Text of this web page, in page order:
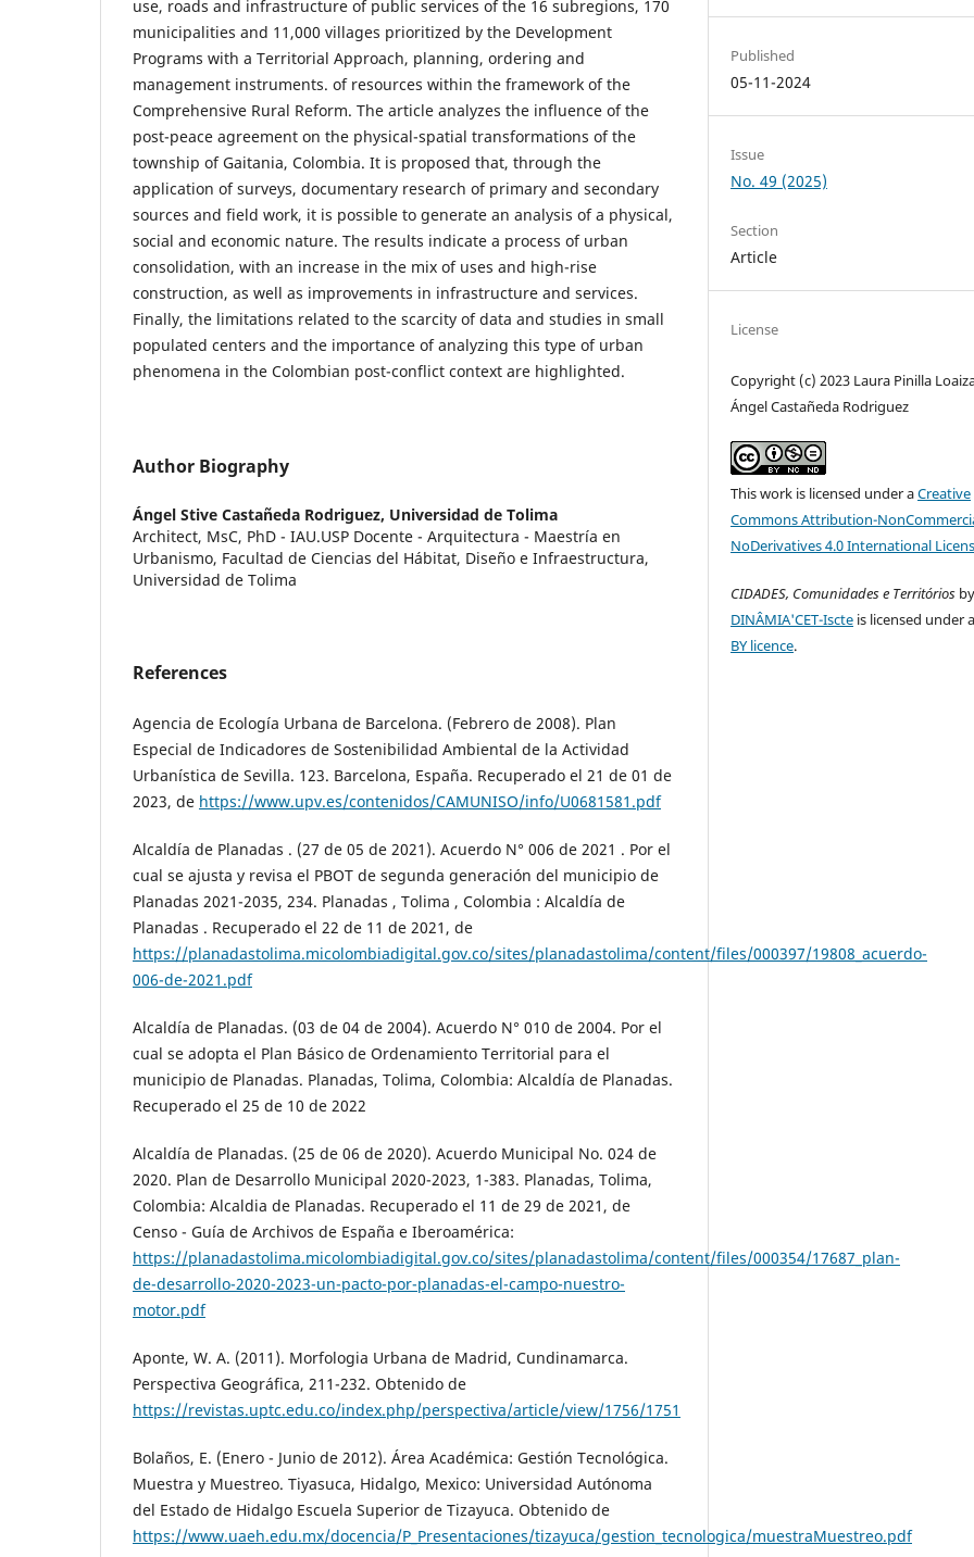
use, roads and infrastructure of public services of the 16 subregions, 170
municipalities and 11,000 villages prioritized by the Development
Programs with a Territorial Approach, planning, ordering and
management instruments. of resources within the framework of the
Comprehensive Rural Reform. The article analyzes the influence of the
post-peace agreement on the physical-spatial transformations of the
township of Gaitania, Colombia. It is proposed that, through the
application of surveys, documentary research of primary and secondary
sources and field work, it is possible to generate an analysis of a physical,
social and economic nature. The results indicate a process of urban
consolidation, with an increase in the mix of uses and high-rise
construction, as well as improvements in infrastructure and services.
Finally, the limitations related to the scarcity of data and studies in small
populated centers and the importance of analyzing this type of urban
phenomena in the Colombian post-conflict context are highlighted.
Author Biography
Ángel Stive Castañeda Rodriguez, Universidad de Tolima
Architect, MsC, PhD - IAU.USP Docente - Arquitectura - Maestría en
Urbanismo, Facultad de Ciencias del Hábitat, Diseño e Infraestructura,
Universidad de Tolima
References
Agencia de Ecología Urbana de Barcelona. (Febrero de 2008). Plan
Especial de Indicadores de Sostenibilidad Ambiental de la Actividad
Urbanística de Sevilla. 123. Barcelona, España. Recuperado el 21 de 01 de
2023, de https://www.upv.es/contenidos/CAMUNISO/info/U0681581.pdf
Alcaldía de Planadas . (27 de 05 de 2021). Acuerdo N° 006 de 2021 . Por el
cual se ajusta y revisa el PBOT de segunda generación del municipio de
Planadas 2021-2035, 234. Planadas , Tolima , Colombia : Alcaldía de
Planadas . Recuperado el 22 de 11 de 2021, de
https://planadastolima.micolombiadigital.gov.co/sites/planadastolima/content/files/000397/19808_acuerdo-
006-de-2021.pdf
Alcaldía de Planadas. (03 de 04 de 2004). Acuerdo N° 010 de 2004. Por el
cual se adopta el Plan Básico de Ordenamiento Territorial para el
municipio de Planadas. Planadas, Tolima, Colombia: Alcaldía de Planadas.
Recuperado el 25 de 10 de 2022
Alcaldía de Planadas. (25 de 06 de 2020). Acuerdo Municipal No. 024 de
2020. Plan de Desarrollo Municipal 2020-2023, 1-383. Planadas, Tolima,
Colombia: Alcaldia de Planadas. Recuperado el 11 de 29 de 2021, de
Censo - Guía de Archivos de España e Iberoamérica:
https://planadastolima.micolombiadigital.gov.co/sites/planadastolima/content/files/000354/17687_plan-
de-desarrollo-2020-2023-un-pacto-por-planadas-el-campo-nuestro-
motor.pdf
Aponte, W. A. (2011). Morfologia Urbana de Madrid, Cundinamarca.
Perspectiva Geográfica, 211-232. Obtenido de
https://revistas.uptc.edu.co/index.php/perspectiva/article/view/1756/1751
Bolaños, E. (Enero - Junio de 2012). Área Académica: Gestión Tecnológica.
Muestra y Muestreo. Tiyasuca, Hidalgo, Mexico: Universidad Autónoma
del Estado de Hidalgo Escuela Superior de Tizayuca. Obtenido de
https://www.uaeh.edu.mx/docencia/P_Presentaciones/tizayuca/gestion_tecnologica/muestraMuestreo.pdf
Published
05-11-2024
Issue
No. 49 (2025)
Section
Article
License
Copyright (c) 2023 Laura Pinilla
Ángel Castañeda Rodriguez
This work is licensed under aCreative
Commons Attribution-
NoDerivatives 4.0 International
CIDADES, Comunidades e Territórios by
DINÂMIA'CET-Iscte is licensed under
BY licence.